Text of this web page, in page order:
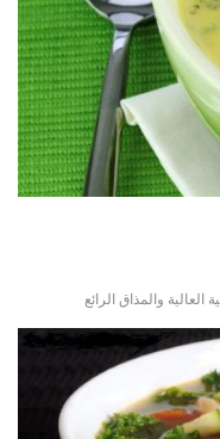
والمذاق الرائع